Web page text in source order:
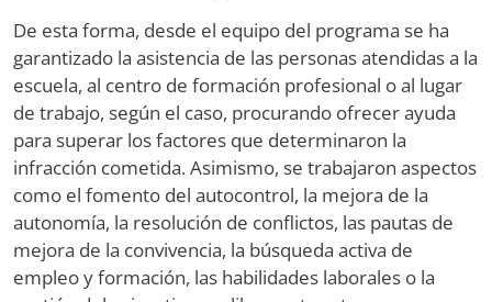
De esta forma, desde el equipo del programa se ha
garantizado la asistencia de las personas atendidas a la
escuela, al centro de formación profesional o al lugar
de trabajo, según el caso, procurando ofrecer ayuda
para superar los factores que determinaron la
infracción cometida. Asimismo, se trabajaron aspectos
como el fomento del autocontrol, la mejora de la
autonomía, la resolución de conflictos, las pautas de
mejora de la convivencia, la búsqueda activa de
empleo y formación, las habilidades laborales o la